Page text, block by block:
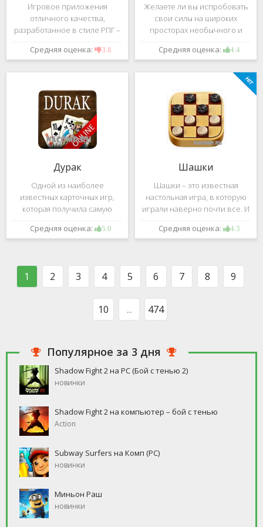
Игровое приложения
отличного качества,
разработанное в стиле РПГ –
это, конечно же, Dark
Avenger. В ней вы сможете
большое количество
проблем на свою
Средняя оценка: 3.8
Желаете ли вы испробовать
свои силы на широких
просторах необычного и
удивительного мира,
который наполнен
Если да, тогда вам к нам. Игра,
которую мы вам предложим
ниже и о
Средняя оценка: 4.4
Дурак
Одной из наиболее
известных карточных игр,
которая получила самую
большую известность среди
всех людей всех возрастных
такого человека, который бы
Средняя оценка: 5.0
Шашки
Шашки – это известная
настольная игра, в которую
играли наверно почти все. И
это не странно. Эта игра
имеет не сложные правила и
свободное время, но
Средняя оценка: 4.3
1 2 3 4 5 6 7 8 9
10 ... 474
Популярное за 3 дня
Shadow Fight 2 на PC (Бой с тенью 2)
новинки
Shadow Fight 2 на компьютер – бой с тенью
Action
Subway Surfers на Комп (PC)
новинки
Миньон Раш
новинки